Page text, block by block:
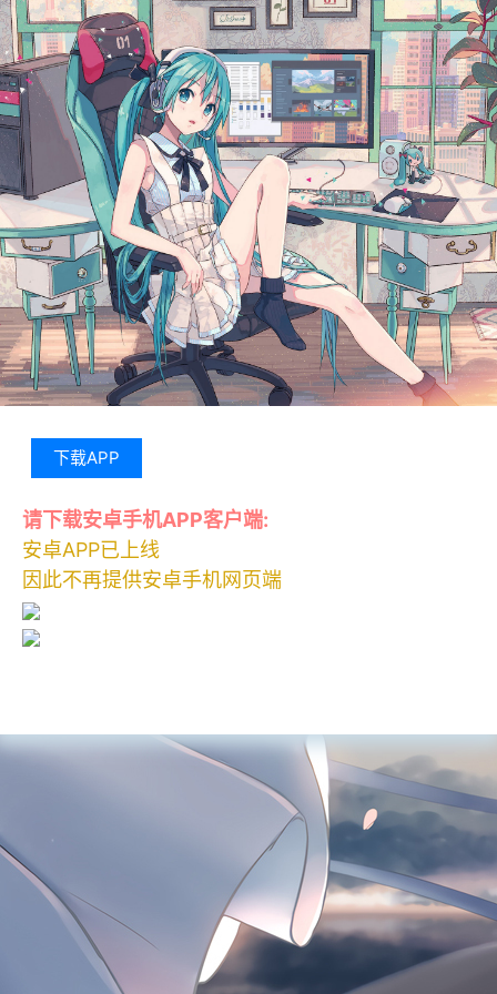
下载APP
请下载安卓手机APP客户端:
安卓APP已上线
因此不再提供安卓手机网页端